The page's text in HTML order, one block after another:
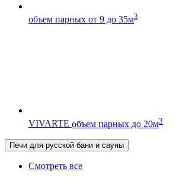
объем парных от 9 до 35м3
VIVARTE объем парных до 20м3
Печи для русской бани и сауны
Смотреть все